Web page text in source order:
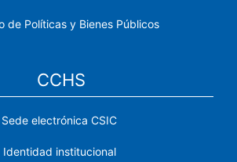
de Políticas y Bienes Públicos
CCHS
Sede electrónica CSIC
Identidad institucional